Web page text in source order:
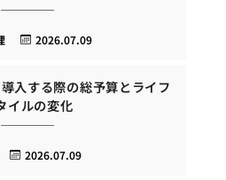
2026.07.09
入する際の総予算とライフ
イルの変化
2026.07.09